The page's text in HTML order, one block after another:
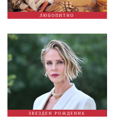
ЛЮБОПИТНО
ЗВЕЗДЕН РОЖДЕНИК